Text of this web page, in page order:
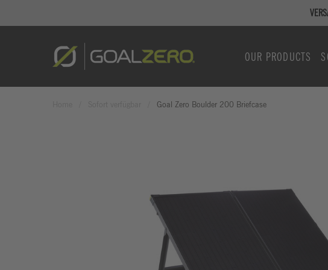
OUR PRODUCTS
Goal Zero Boulder 200 Briefcase